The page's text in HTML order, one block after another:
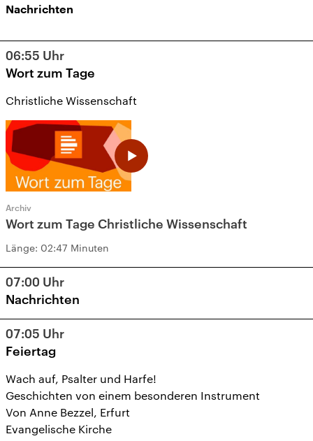
Nachrichten
06:55 Uhr
Wort zum Tage
Christliche Wissenschaft
Archiv
Wort zum Tage Christliche Wissenschaft
Länge: 02:47 Minuten
07:00 Uhr
Nachrichten
07:05 Uhr
Feiertag
Wach auf, Psalter und Harfe!
Geschichten von einem besonderen Instrument
Von Anne Bezzel, Erfurt
Evangelische Kirche